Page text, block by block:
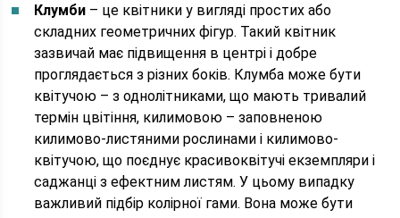
Клумби – це квітники у вигляді простих або
складних геометричних фігур. Такий квітник
зазвичай має підвищення в центрі і добре
проглядається з різних боків. Клумба може бути
квітучою – з однолітниками, що мають тривалий
термін цвітіння, килимовою – заповненою
килимово-листяними рослинами і килимово-
квітучою, що поєднує красивоквітучі екземпляри і
саджанці з ефектним листям. У цьому випадку
важливий підбір колірної гами. Вона може бути